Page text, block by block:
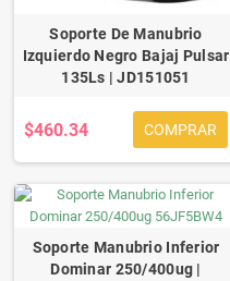
Soporte De Manubrio
Izquierdo Negro Bajaj Pulsar
135Ls | JD151051
$460.34 COMPRAR
Soporte Manubrio Inferior
Dominar 250/400ug |